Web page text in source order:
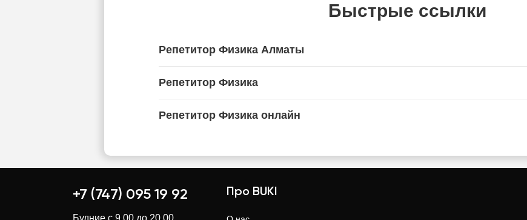
Быстрые ссылки
Репетитор Физика Алматы
Репетитор Физика
Репетитор Физика онлайн
+7 (747) 095 19 92
Будние с 9.00 до 20.00
Про BUKI